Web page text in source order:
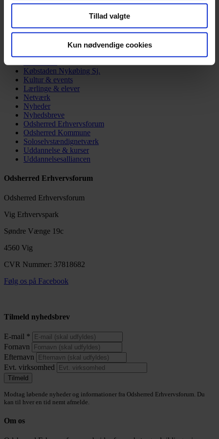
de har indsamlet fra din brug af deres tjenester.
Tillad valgte
Kun nødvendige cookies
Formanden har ordet
Generationsskifte
Købstaden Nykøbing Sj.
Kultur & events
Lærlinge & elever
Netværk
Nyheder
Nyhedsbreve
Odsherred Erhvervsforum
Odsherred Kommune
Soloselvstændignetværk
Uddannelse & kurser
Uddannelsesalliancen
Odsherred Erhvervsforum
Odsherred Erhvervsforum
Vig Erhvervspark
Søndre Vænge 19c
4560 Vig
CVR Nummer: 37818682
Følg os på Facebook
Tilmeld nyhedsbrev
E-mail *
Fornavn
Efternavn
Evt. virksomhed
Modtag løbende nyheder og informationer fra Odsherred Erhvervsforum. Du
kan til hver en tid nemt afmelde.
Om os